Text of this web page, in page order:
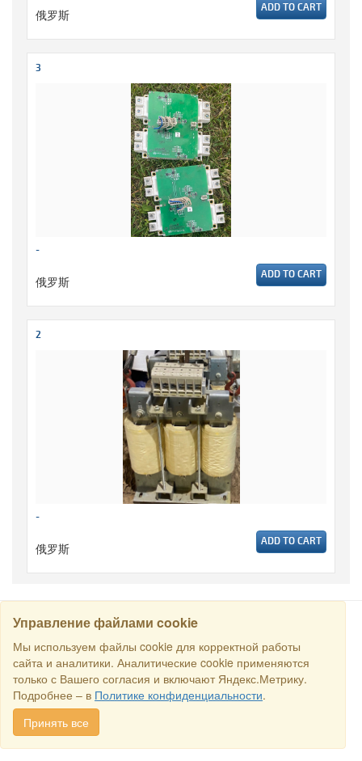
俄罗斯 ADD TO CART
3
-
俄罗斯 ADD TO CART
2
-
俄罗斯 ADD TO CART
Управление файлами cookie
Мы используем файлы cookie для корректной работы
сайта и аналитики. Аналитические cookie применяются
только с Вашего согласия и включают Яндекс.Метрику.
Подробнее – в Политике конфиденциальности.
Принять все
保留所有权利 © 2016商业交易所“俄罗斯-新加坡商业理事会”. E-
mail:sales@rstradehouse.com, 地址: 俄罗斯，莫斯科，Malaya
Pirogovskaya str., 16, Moscow, Russia.
Consent for processing personal data